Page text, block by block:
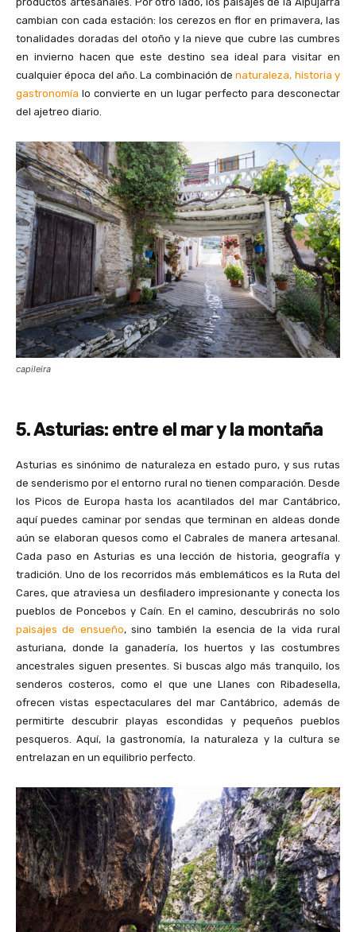
cambian con cada estación: los cerezos en flor en primavera, las
tonalidades doradas del otoño y la nieve que cubre las cumbres
en invierno hacen que este destino sea ideal para visitar en
cualquier época del año. La combinación denaturaleza, historia y
gastronomía lo convierte en un lugar perfecto para desconectar
del ajetreo diario.
capileira
5. Asturias: entre el mar y la montaña
Asturias es sinónimo de naturaleza en estado puro, y sus rutas
de senderismo por el entorno rural no tienen comparación. Desde
los Picos de Europa hasta los acantilados del mar Cantábrico,
aquí puedes caminar por sendas que terminan en aldeas donde
aún se elaboran quesos como el Cabrales de manera artesanal.
Cada paso en Asturias es una lección de historia, geografía y
tradición. Uno de los recorridos más emblemáticos es la Ruta del
Cares, que atraviesa un desfiladero impresionante y conecta los
pueblos de Poncebos y Caín. En el camino, descubrirás no solo
paisajes de ensueño, sino también la esencia de la vida rural
asturiana, donde la ganadería, los huertos y las costumbres
ancestrales siguen presentes. Si buscas algo más tranquilo, los
senderos costeros, como el que une Llanes con Ribadesella,
ofrecen vistas espectaculares del mar Cantábrico, además de
permitirte descubrir playas escondidas y pequeños pueblos
pesqueros. Aquí, la gastronomía, la naturaleza y la cultura se
entrelazan en un equilibrio perfecto.